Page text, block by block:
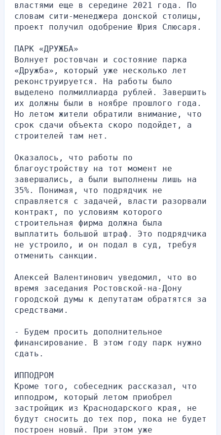
властями еще в середине 2021 года. По
словам сити-менеджера донской столицы,
проект получил одобрение Юрия Слюсаря.
ПАРК «ДРУЖБА»
Волнует ростовчан и состояние парка
«Дружба», который уже несколько лет
реконструируется. На работы было
выделено полмиллиарда рублей. Завершить
их должны были в ноябре прошлого года.
Но летом жители обратили внимание, что
срок сдачи объекта скоро подойдет, а
строителей там нет.
Оказалось, что работы по
благоустройству на тот момент не
завершались, а были выполнены лишь на
35%. Понимая, что подрядчик не
справляется с задачей, власти разорвали
контракт, по условиям которого
строительная фирма должна была
выплатить большой штраф. Это подрядчика
не устроило, и он подал в суд, требуя
отменить санкции.
Алексей Валентинович уведомил, что во
время заседания Ростовской-на-Дону
городской думы к депутатам обратятся за
средствами.
- Будем просить дополнительное
финансирование. В этом году парк нужно
сдать.
ИППОДРОМ
Кроме того, собеседник рассказал, что
ипподром, который летом приобрел
застройщик из Краснодарского края, не
будут сносить до тех пор, пока не будет
построен новый. При этом уже